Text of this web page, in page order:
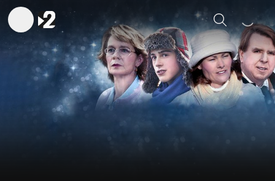
Sök